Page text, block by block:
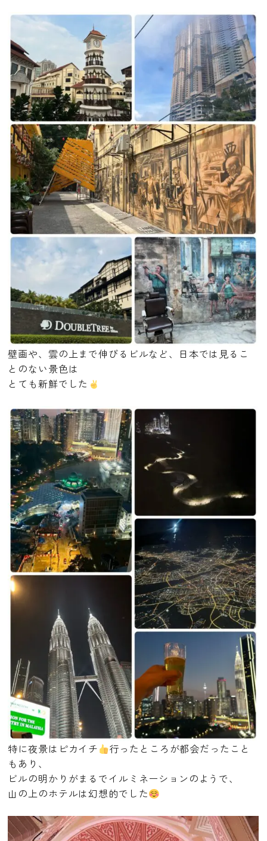
壁画や、雲の上まで伸びるビルなど、日本では見るこ
とのない景色は
とても新鮮でした
特に夜景はピカイチ
行ったところが都会だったこと
もあり、
ビルの明かりがまるでイルミネーションのようで、
山の上のホテルは幻想的でした